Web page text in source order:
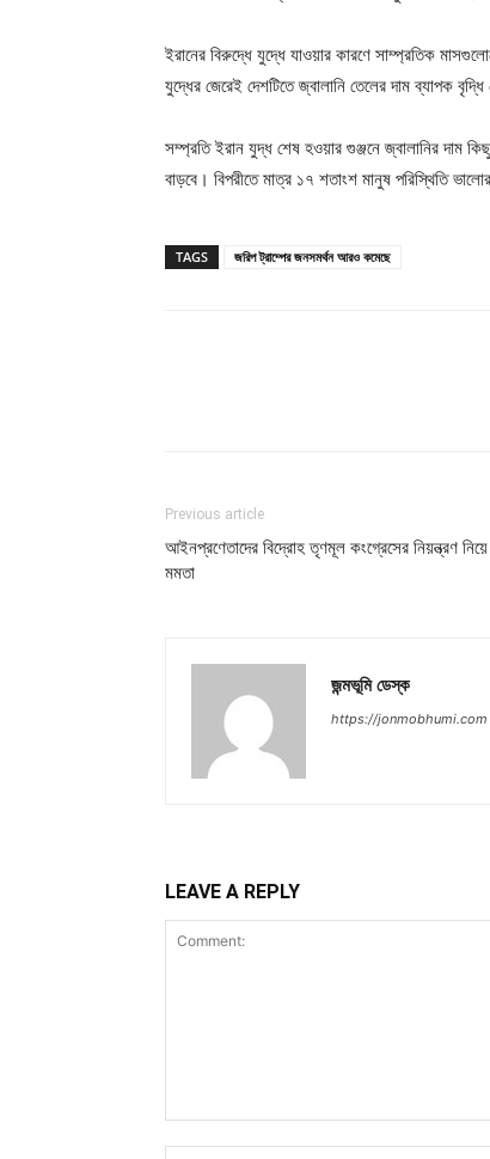
ইরানের বিরুদ্ধে যুদ্ধে যাওয়ার কারণে সাম্প্রতিক
যুদ্ধের জেরেই দেশটিতে জ্বালানি তেলের দাম ব্যাপক বৃদ্ধি
সম্প্রতি ইরান যুদ্ধ শেষ হওয়ার গুঞ্জনে জ্বালানির
বাড়বে। বিপরীতে মাত্র ১৭ শতাংশ মানুষ পরিস্থিতি
TAGS জরিপ ট্রাম্পের জনসমর্থন আরও কমেছে
Previous article
আইনপ্রণেতাদের বিদ্রোহ তৃণমূল কংগ্রেসের নিয়ন্ত্রণ নিয়ে
মমতা
জন্মভূমি ডেস্ক
https://jonmobhumi.com
LEAVE A REPLY